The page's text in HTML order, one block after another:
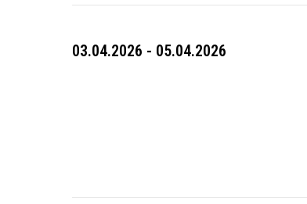
03.04.2026 - 05.04.2026